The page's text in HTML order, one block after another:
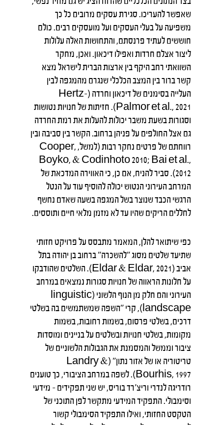
שאפשר להעריכו. סגירת עסקים מרובים כל כך
משפיעה על בעלי העסקים ועל מועסקים רבים. כולם
חוששים לעתיד פרנסתם, והתחושות האלה עלולות
ליצור אצלם חרדות ואפילו דיכאון. ואכן, מחקר
השוואתי רחב היקף בין ארצות הברית לישראל מצא
קשר ברור בין המצב הכלכלי שנגרם מהמגפה לבין
העלייה בסימנים של דיכאון וחרדה (Hertz-
Palmor et al., 2021). חזיתות של חנויות נטושות
וסגורות בשעת משבר יכולות להעלות את רמת החרדה
גם אצל החולפים על פניהן ברחוב. הקשר בין סביבה ובין
רווחתם של פרטים נחקר רבות (למשל, Cooper,
Boyko, & Codinhoto 2010; Bai et al.,
2012). סביר להניח, אם כן, כי האווירה המדכאת של
המרחב העירוני הנטוש יכולה להוסיף עוד על הנטל
הרגשי הכבד שנוצר בשל המגפה בשעה שאדם נחשף
לחללים הריקים שהיו עד לא מזמן מלאי חיים ותוססים.
כפי שיתואר להלן, המאמר מתבסס על פרויקט חזותי
שתיעד שלטים מסוג "להשכרה" ברחוב בן יהודה בתל
אביב (Eldar & Eldar, 2021). השלטים שהודבקו
על חלונות הראווה של חנויות סגורות נמצאים במרחב
העירוני והם חלק מן הנוף הלשוני (linguistic
landscape), קרי "השפה שמשתמשים בה בשלטי
דרכים, בשלטי פרסום, בשמות רחובות, בשמות
מקומות, בשלטי חנויות ובשלטים על בניינים ומוסדות
ציבור וממשל והמסמנת את הגבולות הלשוניים של
טריטוריה או של אזור נתון" (Landry &
Bourhis, 1997). לשפה במרחב הציבורי, כך טוענים
רודריגה לנדרי וריצ'רד בוריס, יש שני תפקידים – מידעי
וסימבולי. התפקיד המידעי מתקשר לפן התוכני של
הטקסט החזותי, ואילו התפקיד הסימבולי קשור